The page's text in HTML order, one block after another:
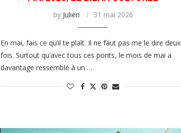
by Julien 31 mai 2026
En mai, fais ce qu’il te plaît. Il ne faut pas me le dire deux
fois. Surtout qu’avec tous ces ponts, le mois de mai a
davantage ressemblé à un …